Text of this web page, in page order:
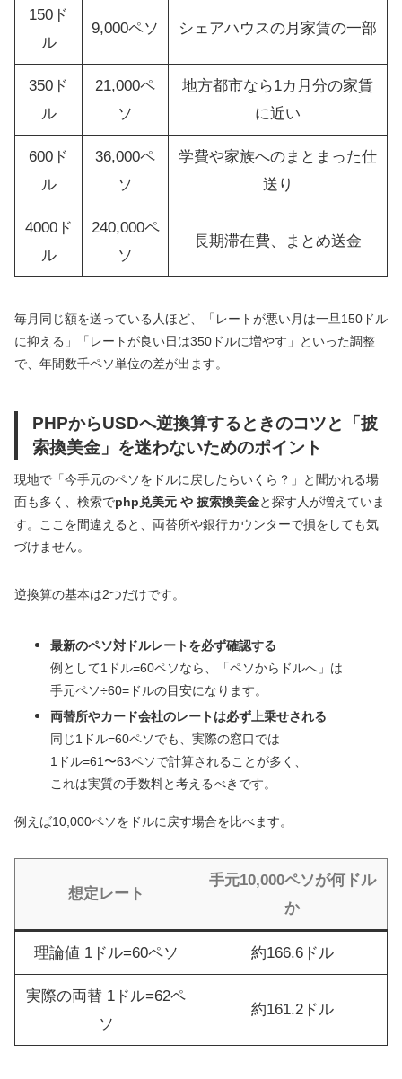
150ド
ル
9,000ペソ シェアハウスの月家賃の一部
350ド
ル
21,000ペ
ソ
地方都市なら1カ月分の家賃
に近い
600ド
ル
36,000ペ
ソ
学費や家族へのまとまった仕
送り
4000ド
ル
240,000ペ
ソ
長期滞在費、まとめ送金
毎月同じ額を送っている人ほど、「レートが悪い月は一旦150ドル
に抑える」「レートが良い日は350ドルに増やす」といった調整
で、年間数千ペソ単位の差が出ます。
PHPからUSDへ逆換算するときのコツと「披
索換美金」を迷わないためのポイント
現地で「今手元のペソをドルに戻したらいくら？」と聞かれる場
面も多く、検索でphp兑美元 や 披索換美金と探す人が増えていま
す。ここを間違えると、両替所や銀行カウンターで損をしても気
づけません。
逆換算の基本は2つだけです。
最新のペソ対ドルレートを必ず確認する
例として1ドル=60ペソなら、「ペソからドルへ」は
手元ペソ÷60=ドルの目安になります。
両替所やカード会社のレートは必ず上乗せされる
同じ1ドル=60ペソでも、実際の窓口では
1ドル=61〜63ペソで計算されることが多く、
これは実質の手数料と考えるべきです。
例えば10,000ペソをドルに戻す場合を比べます。
想定レート
手元10,000ペソが何ドル
か
理論値 1ドル=60ペソ 約166.6ドル
実際の両替 1ドル=62ペ
ソ
約161.2ドル